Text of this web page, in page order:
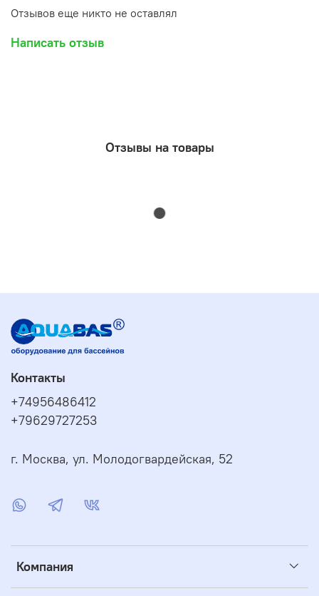
Отзывов еще никто не оставлял
Написать отзыв
Отзывы на товары
Компания
Контакты
+74956486412
+79629727253
г. Москва, ул. Молодогвардейская, 52